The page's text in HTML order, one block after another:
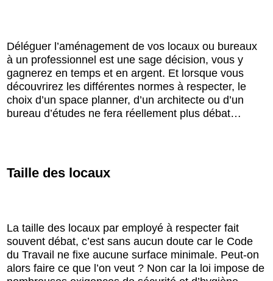
Déléguer l’aménagement de vos locaux ou bureaux
à un professionnel est une sage décision, vous y
gagnerez en temps et en argent. Et lorsque vous
découvrirez les différentes normes à respecter, le
choix d’un space planner, d’un architecte ou d’un
bureau d’études ne fera réellement plus débat…
Taille des locaux
La taille des locaux par employé à respecter fait
souvent débat, c’est sans aucun doute car le Code
du Travail ne fixe aucune surface minimale. Peut-on
alors faire ce que l’on veut ? Non car la loi impose de